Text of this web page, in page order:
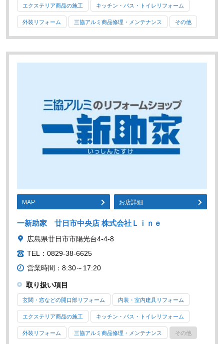
エクステリア商品の施工 キッチン・バス・トイレリフォーム
外装リフォーム 三協アルミ商品修理・メンテナンス その他
MAP お店詳細
一新助家 廿日市中央店 株式会社Ｌｉｎｅ
広島県廿日市市陽光台4-4-8
TEL：0829-38-6625
営業時間：8:30～17:20
取り扱い項目
玄関・窓などの開口部リフォーム 内装・室内建具リフォーム
エクステリア商品の施工 キッチン・バス・トイレリフォーム
外装リフォーム 三協アルミ商品修理・メンテナンス その他